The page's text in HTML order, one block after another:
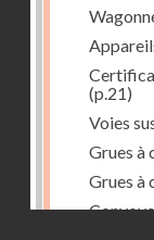
(p.21)
Voies
Grues à
Grues à